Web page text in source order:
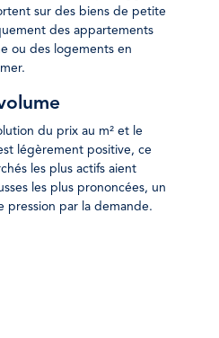
sur des biens de petite
des appartements
ou des logements en
du prix au m² et le
légèrement positive, ce
les plus actifs aient
les plus prononcées, un
pression par la demande.